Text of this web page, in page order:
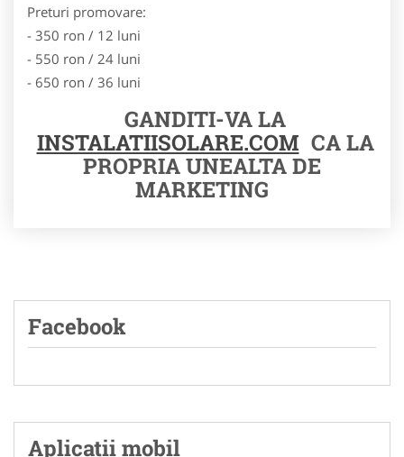
Preturi promovare:
- 350 ron / 12 luni
- 550 ron / 24 luni
- 650 ron / 36 luni
GANDITI-VA LA
INSTALATIISOLARE.COM CA LA
PROPRIA UNEALTA DE
MARKETING
Facebook
Aplicatii mobil